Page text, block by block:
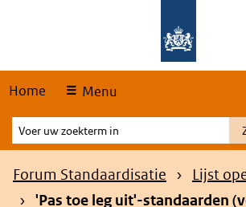
Home Menu
Voer
uw
zoekterm
Kruimelpad
Forum Standaardisatie
Lijst
'Pas toe leg uit'-standaarden